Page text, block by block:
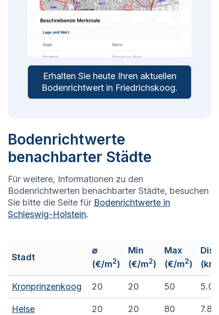
Erhalten Sie heute Ihren aktuellen
Bodenrichtwert in Friedrichskoog.
Bodenrichtwerte
benachbarter Städte
Für weitere, Informationen zu den
Bodenrichtwerten benachbarter Städte, besuchen
Sie bitte die Seite für Bodenrichtwerte in
Schleswig-Holstein.
Stadt
⌀
(€/m2)
Min
(€/m2)
Max
(€/m2)
Kronprinzenkoog 20 20 50 5.0
Helse 20 20 80 7.8